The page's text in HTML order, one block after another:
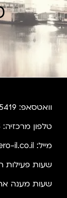
וואטסאפ: 0503035419
טלפון מרכזיה: 0733948765
מייל: il.co.il
שעות פעילות החנות:
שעות מענה אתר: 10:00-